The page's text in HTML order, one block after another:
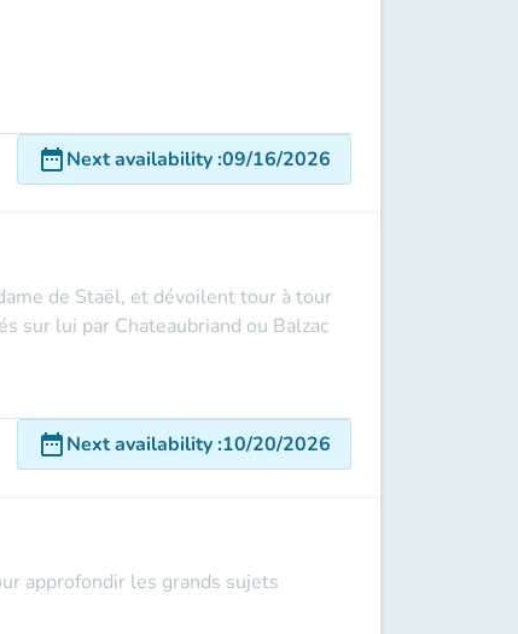
date_rangeNext availability:09/16/2026
de Staël, et dévoilent tour à tour
sur lui par Chateaubriand ou Balzac
date_rangeNext availability:10/20/2026
approfondir les grands sujets